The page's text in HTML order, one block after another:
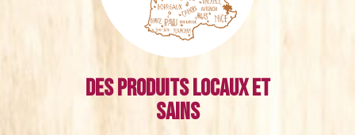
Des produits locaux et
sains